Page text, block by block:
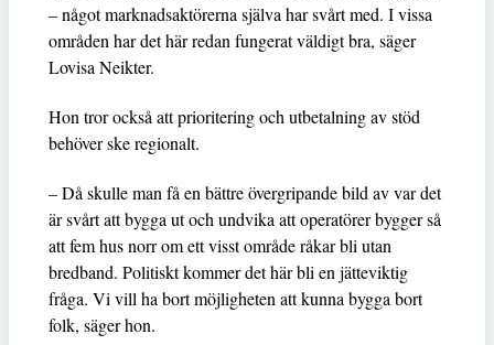
– något marknadsaktörerna själva har svårt med. I vissa
områden har det här redan fungerat väldigt bra, säger
Lovisa Neikter.
Hon tror också att prioritering och utbetalning av stöd
behöver ske regionalt.
– Då skulle man få en bättre övergripande bild av var det
är svårt att bygga ut och undvika att operatörer bygger så
att fem hus norr om ett visst område råkar bli utan
bredband. Politiskt kommer det här bli en jätteviktig
fråga. Vi vill ha bort möjligheten att kunna bygga bort
folk, säger hon.